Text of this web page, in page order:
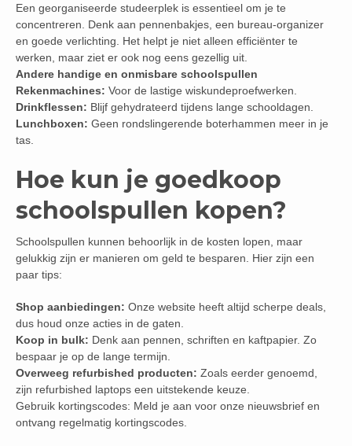
Een georganiseerde studeerplek is essentieel om je te
concentreren. Denk aan pennenbakjes, een bureau-organizer
en goede verlichting. Het helpt je niet alleen efficiënter te
werken, maar ziet er ook nog eens gezellig uit.
Andere handige en onmisbare schoolspullen
Rekenmachines: Voor de lastige wiskundeproefwerken.
Drinkflessen: Blijf gehydrateerd tijdens lange schooldagen.
Lunchboxen: Geen rondslingerende boterhammen meer in je
tas.
Hoe kun je goedkoop
schoolspullen kopen?
Schoolspullen kunnen behoorlijk in de kosten lopen, maar
gelukkig zijn er manieren om geld te besparen. Hier zijn een
paar tips:
Shop aanbiedingen: Onze website heeft altijd scherpe deals,
dus houd onze acties in de gaten.
Koop in bulk: Denk aan pennen, schriften en kaftpapier. Zo
bespaar je op de lange termijn.
Overweeg refurbished producten: Zoals eerder genoemd,
zijn refurbished laptops een uitstekende keuze.
Gebruik kortingscodes: Meld je aan voor onze nieuwsbrief en
ontvang regelmatig kortingscodes.